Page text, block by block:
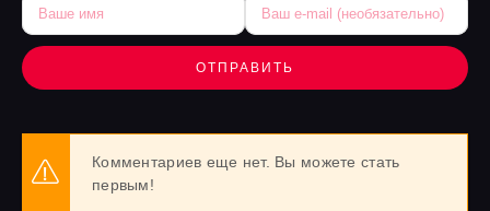
ОТПРАВИТЬ
Комментариев еще нет. Вы можете стать
первым!